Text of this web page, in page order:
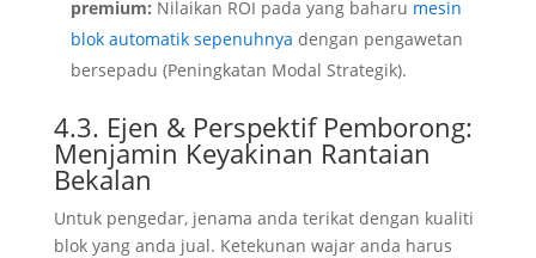
premium: Nilaikan ROI pada yang baharu mesin
blok automatik sepenuhnya dengan pengawetan
bersepadu (Peningkatan Modal Strategik).
4.3. Ejen & Perspektif Pemborong:
Menjamin Keyakinan Rantaian
Bekalan
Untuk pengedar, jenama anda terikat dengan kualiti
blok yang anda jual. Ketekunan wajar anda harus